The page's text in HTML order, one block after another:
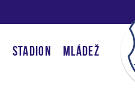
STADION MLÁDEŽ